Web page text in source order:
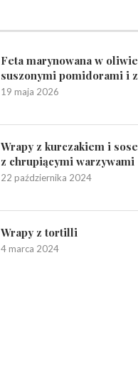
Feta marynowana w
suszonymi pomidorami i
19 maja 2026
Wrapy z kurczakiem i
z chrupiącymi warzywami
22 października 2024
Wrapy z tortilli
4 marca 2024